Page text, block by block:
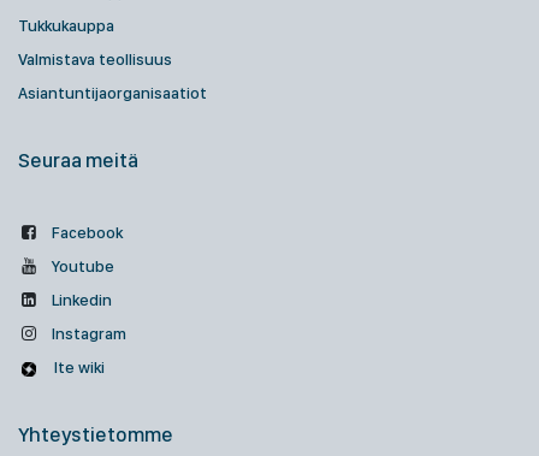
Tukkukauppa
Valmistava teollisuus
Asiantuntijaorganisaatiot
Seuraa meitä
Facebook
Youtube
Linkedin
Instagram
Ite wiki
Yhteystietomme